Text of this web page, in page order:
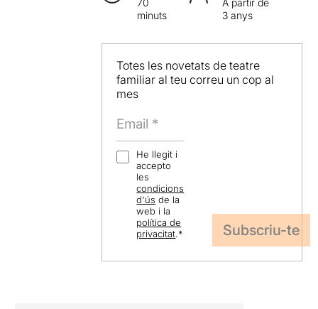
70
minuts
A partir de
3 anys
Totes les novetats de teatre
familiar al teu correu un cop al
mes
He llegit i
accepto
les
condicions
d'ús de la
web i la
política de
privacitat.*